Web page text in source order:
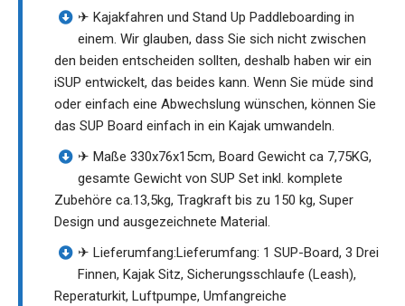
✈ Kajakfahren und Stand Up Paddleboarding in
einem. Wir glauben, dass Sie sich nicht zwischen
den beiden entscheiden sollten, deshalb haben wir ein
iSUP entwickelt, das beides kann. Wenn Sie müde sind
oder einfach eine Abwechslung wünschen, können Sie
das SUP Board einfach in ein Kajak umwandeln.
✈ Maße 330x76x15cm, Board Gewicht ca 7,75KG,
gesamte Gewicht von SUP Set inkl. komplete
Zubehöre ca.13,5kg, Tragkraft bis zu 150 kg, Super
Design und ausgezeichnete Material.
✈ Lieferumfang:Lieferumfang: 1 SUP-Board, 3 Drei
Finnen, Kajak Sitz, Sicherungsschlaufe (Leash),
Reperaturkit, Luftpumpe, Umfangreiche